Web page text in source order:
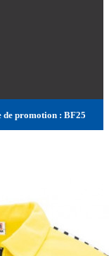
de promotion : BF25